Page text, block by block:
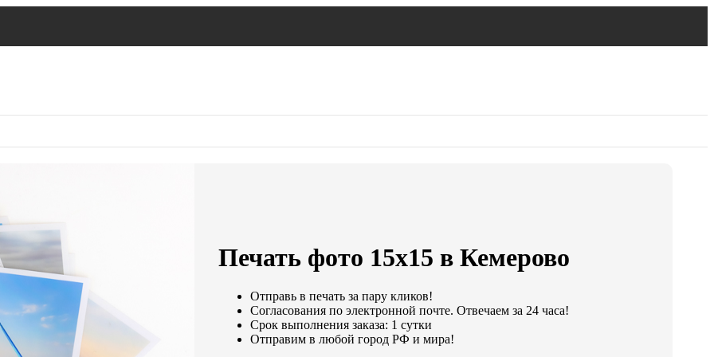
Печать фото 15х15 в Кемерово
Отправь в печать за пару кликов!
Согласования по электронной почте. Отвечаем за 24 часа!
Срок выполнения заказа: 1 сутки
Отправим в любой город РФ и мира!